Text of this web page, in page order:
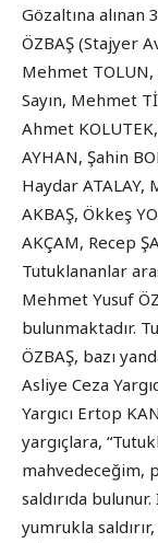
Gözaltına
ÖZBAŞ (Stajyer
Mehmet TOLUN,
Sayın, Mehmet
Ahmet
AYHAN, Şahin
Haydar ATALAY,
AKBAŞ, Ökkeş
AKÇAM, Recep
Tutuklananlar
Mehmet Yusuf
bulunmaktadır.
ÖZBAŞ, bazı
Asliye Ceza
Yargıcı Ertop
yargıçlara,
mahvedeceğim,
saldırıda bulunur.
yumrukla